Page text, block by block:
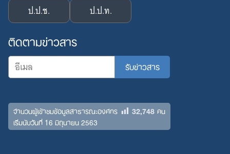
ป.ป.ช. ป.ป.ท.
ติดตามข่าวสาร
จำนวนผู้เข้าชมข้อมูลสาธารณะองค์กร 32,748คน
เริ่มนับวันที่ 16 มิถุนายน 2563